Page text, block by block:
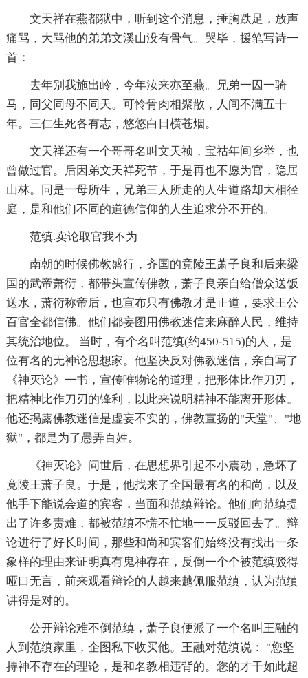
文天祥在燕都狱中，听到这个消息，捶胸跌足，放声
痛骂，大骂他的弟弟文溪山没有骨气。哭毕，援笔写诗一
首：
去年别我施出岭，今年汝来亦至燕。兄弟一囚一骑
马，同父同母不同天。可怜骨肉相聚散，人间不满五十
年。三仁生死各有志，悠悠白日横苍烟。
文天祥还有一个哥哥名叫文天祯，宝祜年间乡举，也
曾做过官。后因弟文天祥死节，于是再也不愿为官，隐居
山林。同是一母所生，兄弟三人所走的人生道路却大相径
庭，是和他们不同的道德信仰的人生追求分不开的。
范缜.卖论取官我不为
南朝的时候佛教盛行，齐国的竟陵王萧子良和后来梁
国的武帝萧衍，都带头宣传佛教，萧子良亲自给僧众送饭
送水，萧衍称帝后，也宣布只有佛教才是正道，要求王公
百官全都信佛。他们都妄图用佛教迷信来麻醉人民，维持
其统治地位。 当时，有个名叫范缜(约450-515)的人，是
位有名的无神论思想家。他坚决反对佛教迷信，亲自写了
《神灭论》一书，宣传唯物论的道理，把形体比作刀刃，
把精神比作刀刃的锋利，以此来说明精神不能离开形体。
他还揭露佛教迷信是虚妄不实的，佛教宣扬的"天堂"、"地
狱"，都是为了愚弄百姓。
《神灭论》问世后，在思想界引起不小震动，急坏了
竟陵王萧子良。于是，他找来了全国最有名的和尚，以及
他手下能说会道的宾客，当面和范缜辩论。他们向范缜提
出了许多责难，都被范缜不慌不忙地一一反驳回去了。辩
论进行了好长时间，那些和尚和宾客们始终没有找出一条
象样的理由来证明真有鬼神存在，反倒一个个被范缜驳得
哑口无言，前来观看辩论的人越来越佩服范缜，认为范缜
讲得是对的。
公开辩论难不倒范缜，萧子良便派了一个名叫王融的
人到范缜家里，企图私下收买他。王融对范缜说： "您坚
持神不存在的理论，是和名教相违背的。您的才干如此超